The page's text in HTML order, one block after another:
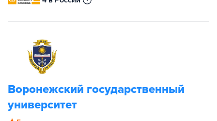
Воронежский государственный
университет